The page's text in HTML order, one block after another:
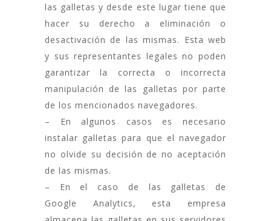
las galletas y desde este lugar tiene que
hacer su derecho a eliminación o
desactivación de las mismas. Esta web
y sus representantes legales no poden
garantizar la correcta o incorrecta
manipulación de las galletas por parte
de los mencionados navegadores.
– En algunos casos es necesario
instalar galletas para que el navegador
no olvide su decisión de no aceptación
de las mismas.
– En el caso de las galletas de
Google Analytics, esta empresa